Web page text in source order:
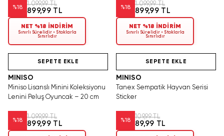
%18
1.099,99 TL
899,99 TL
NET %18 İNDİRİM
Sınırlı Sürelidir • Stoklarla
Sınırlıdır
%18
1.099,99 TL
899,99 TL
NET %18 İNDİRİM
Sınırlı Sürelidir • Stoklarla
Sınırlıdır
SEPETE EKLE
MINISO
Miniso Lisanslı Minini Koleksiyonu
Lenini Peluş Oyuncak – 20 cm
%18
1.099,99 TL
899,99 TL
Tükenmeden Satın Al
SEPETE EKLE
MINISO
Tanex Sempatik Hayvan Serisi
Sticker
%18
109,99 TL
89,99 TL